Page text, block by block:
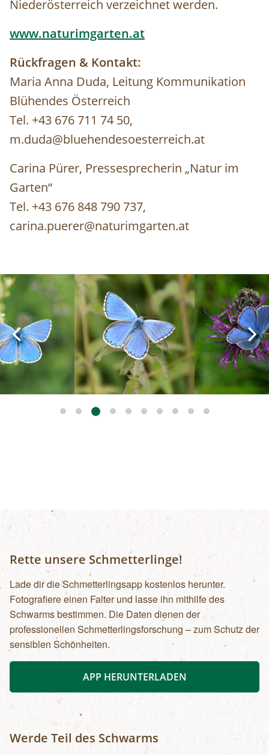
Niederösterreich verzeichnet werden.
www.naturimgarten.at
Rückfragen & Kontakt:
Maria Anna Duda, Leitung Kommunikation
Blühendes Österreich
Tel. +43 676 711 74 50,
m.duda@bluehendesoesterreich.at
Carina Pürer, Pressesprecherin „Natur im
Garten“
Tel. +43 676 848 790 737,
carina.puerer@naturimgarten.at
Image Image
Rette unsere Schmetterlinge!
Lade dir die Schmetterlingsapp kostenlos herunter.
Fotografiere einen Falter und lasse ihn mithilfe des
Schwarms bestimmen. Die Daten dienen der
professionellen Schmetterlingsforschung – zum Schutz der
sensiblen Schönheiten.
APP HERUNTERLADEN
Werde Teil des Schwarms